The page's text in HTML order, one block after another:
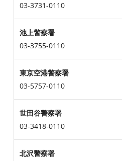
03-3731-0110
池上警察署
03-3755-0110
東京空港警察署
03-5757-0110
世田谷警察署
03-3418-0110
北沢警察署